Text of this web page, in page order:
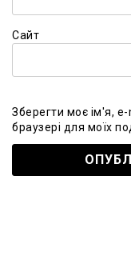
Сайт
Зберегти моє ім'я,
браузері для моїх